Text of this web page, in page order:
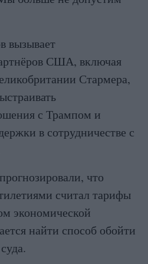
вызывает
США, включая
Стармера,
с Трампом и
в сотрудничестве с
что
считал тарифы
экономической
найти способ обойти